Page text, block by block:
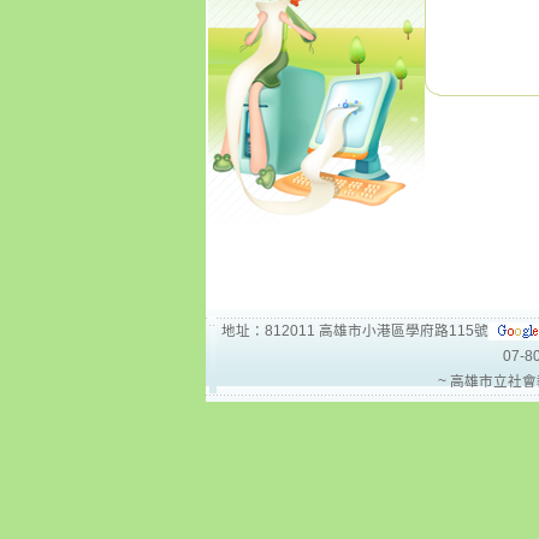
地址：812011 高雄市小港區學府路115號
07-
~ 高雄市立社